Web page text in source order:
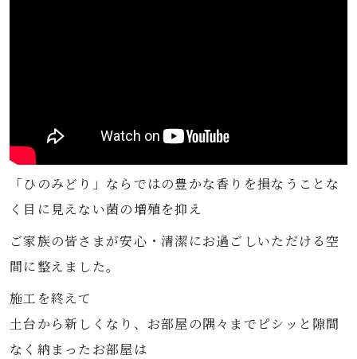
「ひのみどり」ならではの豊かな香りを損なうことな
く目に見えない菌の増殖を抑え
ご家族の皆さまが安心・清潔にお過ごしいただける空
間に整えました。
施工を終えて
土台から新しくなり、お部屋の隅々までピシッと隙間
なく納まったお部屋は